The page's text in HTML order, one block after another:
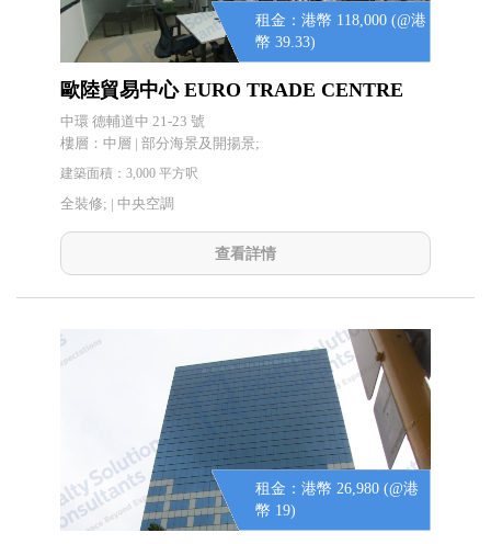
租金：港幣 118,000 (@港
幣 39.33)
歐陸貿易中心 EURO TRADE CENTRE
中環 德輔道中 21-23 號
樓層：中層 | 部分海景及開揚景;
建築面積：3,000 平方呎
全裝修; | 中央空調
查看詳情
租金：港幣 26,980 (@港
幣 19)